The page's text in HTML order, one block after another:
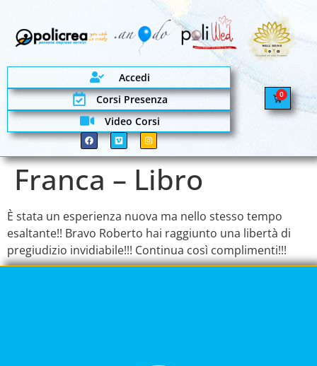
0
Accedi
Corsi Presenza
Video Corsi
Franca – Libro
È stata un esperienza nuova ma nello stesso tempo
esaltante!! Bravo Roberto hai raggiunto una libertà di
pregiudizio invidiabile!!! Continua così complimenti!!!